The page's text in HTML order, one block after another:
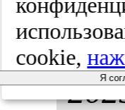
cookie,
Я